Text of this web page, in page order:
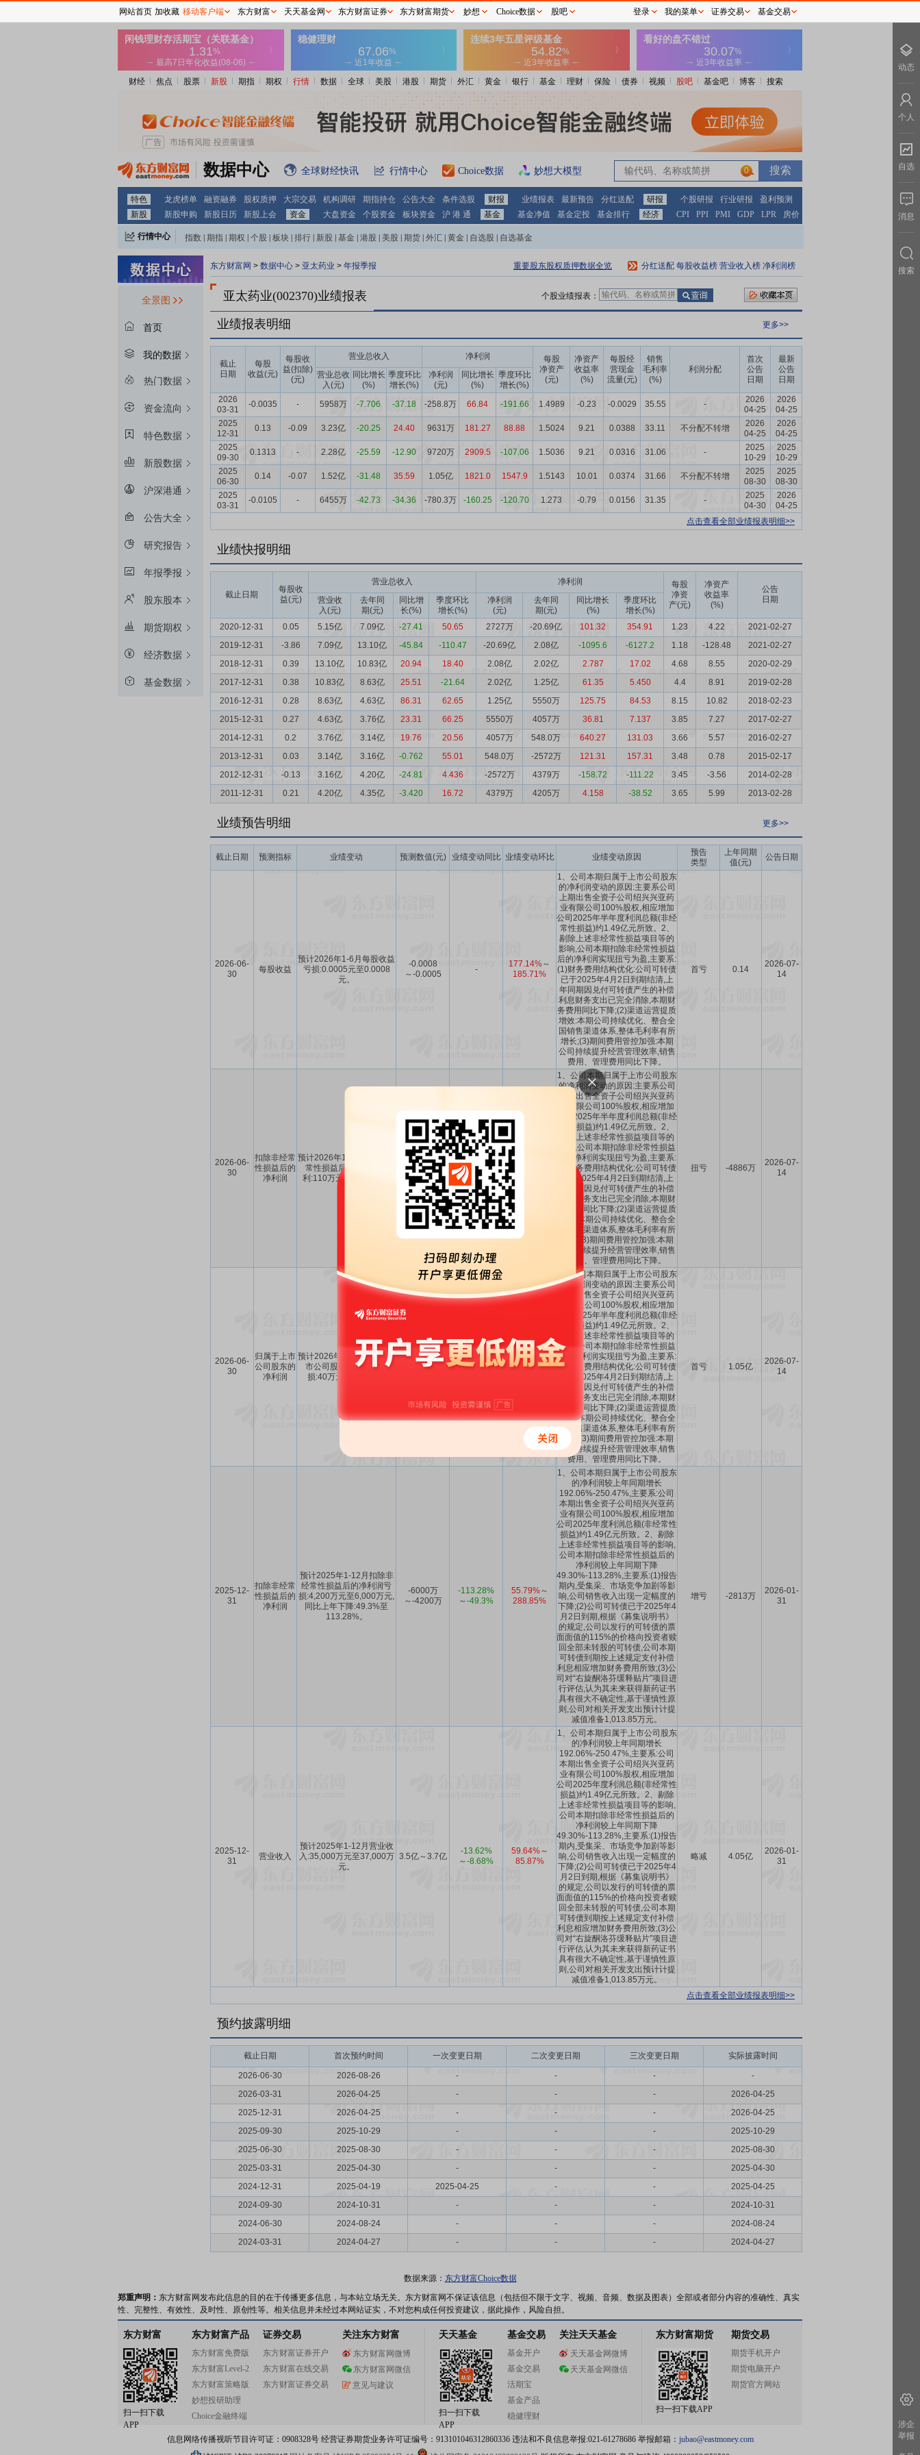
财经 焦点 股票 新股 期指 期权 行情 数据 全球 美股 港股 期货 外汇 黄金 银行 基金 理财 保险 债券 视频 股吧 基金吧 博客 搜索
数据中心 全球财经快讯 行情中心 Choice数据 妙想大模型 0
特色 龙虎榜单 融资融券 股权质押 大宗交易 机构调研 期指持仓 公告大全 条件选股 财报 业绩报表 最新预告 分红送配 研报 个股研报 行业研报
盈利预测
新股
新股申购 新股日历 新股上会 资金 大盘资金 个股资金 板块资金 沪 港 通 基金 基金净值 基金定投 基金排行 经济 CPI PPI PMI GDP LPR 房价
行情中心 指数 期指 期权 个股 板块 排行 新股 基金 港股 美股 期货 外汇 黄金 自选股 自选基金
全景图
首页
我的数据
热门数据
资金流向
特色数据
新股数据
沪深港通
公告大全
研究报告
年报季报
股东股本
期货期权
经济数据
基金数据
东方财富网 > 数据中心 > 亚太药业 > 年报季报 重要股东股权质押数据全览 分红送配 每股收益榜 营业收入榜 净利润榜
亚太药业(002370)业绩报表 个股业绩报表：
业绩报表明细 更多>>
截止
日期
每股
收益(元)
每股收
益(扣除)
(元)
营业总收入 净利润
每股
净资产
(元)
净资产
收益率
(%)
每股经
营现金
流量(元)
销售
毛利率
(%)
利润分配
首次
公告
日期
最新
公告
日期
营业总收
入(元)
同比增长
(%)
季度环比
增长(%)
净利润
(元)
同比增长
(%)
季度环比
增长(%)
2026
03-31
-0.0035 - 5958万 -7.706 -37.18 -258.8万 66.84 -191.66 1.4989 -0.23 -0.0029 35.55 -
2026
04-25
2026
04-25
2025
12-31
0.13 -0.09 3.23亿 -20.25 24.40 9631万 181.27 88.88 1.5024 9.21 0.0388 33.11 不分配不转增
2026
04-25
2026
04-25
2025
09-30
0.1313 - 2.28亿 -25.59 -12.90 9720万 2909.5 -107.06 1.5036 9.21 0.0316 31.06 -
2025
10-29
2025
10-29
2025
06-30
0.14 -0.07 1.52亿 -31.48 35.59 1.05亿 1821.0 1547.9 1.5143 10.01 0.0374 31.66 不分配不转增
2025
08-30
2025
08-30
2025
03-31
-0.0105 - 6455万 -42.73 -34.36 -780.3万 -160.25 -120.70 1.273 -0.79 0.0156 31.35 -
2025
04-30
2026
04-25
点击查看全部业绩报表明细>>
业绩快报明细
截止日期
每股收
益(元)
营业总收入 净利润
每股
净资
产(元)
净资产
收益率
(%)
公告
日期
营业收
入(元)
去年同
期(元)
同比增
长(%)
季度环比
增长(%)
净利润
(元)
去年同
期(元)
同比增长
(%)
季度环比
增长(%)
2020-12-31
0.05 5.15亿 7.09亿 -27.41 50.65 2727万 -20.69亿 101.32 354.91 1.23 4.22
2021-02-27
2019-12-31
-3.86 7.09亿 13.10亿 -45.84 -110.47 -20.69亿 2.08亿 -1095.6 -6127.2 1.18 -128.48
2021-02-27
2018-12-31
0.39 13.10亿 10.83亿 20.94 18.40 2.08亿 2.02亿 2.787 17.02 4.68 8.55
2020-02-29
2017-12-31
0.38 10.83亿 8.63亿 25.51 -21.64 2.02亿 1.25亿 61.35 5.450 4.4 8.91
2019-02-28
2016-12-31
0.28 8.63亿 4.63亿 86.31 62.65 1.25亿 5550万 125.75 84.53 8.15 10.82
2018-02-23
2015-12-31
0.27 4.63亿 3.76亿 23.31 66.25 5550万 4057万 36.81 7.137 3.85 7.27
2017-02-27
2014-12-31
0.2 3.76亿 3.14亿 19.76 20.56 4057万 548.0万 640.27 131.03 3.66 5.57
2016-02-27
2013-12-31
0.03 3.14亿 3.16亿 -0.762 55.01 548.0万 -2572万 121.31 157.31 3.48 0.78
2015-02-17
2012-12-31
-0.13 3.16亿 4.20亿 -24.81 4.436 -2572万 4379万 -158.72 -111.22 3.45 -3.56
2014-02-28
2011-12-31
0.21 4.20亿 4.35亿 -3.420 16.72 4379万 4205万 4.158 -38.52 3.65 5.99 2013-02-28
业绩预告明细 更多>>
截止日期 预测指标 业绩变动 预测数值(元) 业绩变动同比 业绩变动环比 业绩变动原因
预告
类型
上年同期
值(元)
公告日期
2026-06-
30
每股收益
预计2026年1-6月每股收益
亏损:0.0005元至0.0008
元。
-0.0008
～-0.0005
-
177.14%～
185.71%
1、公司本期归属于上市公司股东
的净利润变动的原因:主要系公司
上期出售全资子公司绍兴兴亚药
业有限公司100%股权,相应增加
公司2025年半年度利润总额(非经
常性损益)约1.49亿元所致。2、
剔除上述非经常性损益项目等的
影响,公司本期扣除非经常性损益
后的净利润实现扭亏为盈,主要系:
(1)财务费用结构优化:公司可转债
已于2025年4月2日到期结清,上
年同期因兑付可转债产生的补偿
利息财务支出已完全消除,本期财
务费用同比下降;(2)渠道运营提质
增效:本期公司持续优化、整合全
国销售渠道体系,整体毛利率有所
增长;(3)期间费用管控加强:本期
公司持续提升经营管理效率,销售
费用、管理费用同比下降。
首亏 0.14
2026-07-
14
2026-06-
30
扣除非经常
性损益后的
净利润
预计2026年1-6月扣除非经
常性损益后的净利润盈
利:110万元至160万元。
110万～160
万
102.25% ～
103.27%
225.18%
236.63%
1、公司本期归属于上市公司股东
的净利润变动的原因:主要系公司
上期出售全资子公司绍兴兴亚药
业有限公司100%股权,相应增加
公司2025年半年度利润总额(非经
常性损益)约1.49亿元所致。2、
剔除上述非经常性损益项目等的
影响,公司本期扣除非经常性损益
后的净利润实现扭亏为盈,主要系:
(1)财务费用结构优化:公司可转债
已于2025年4月2日到期结清,上
年同期因兑付可转债产生的补偿
利息财务支出已完全消除,本期财
务费用同比下降;(2)渠道运营提质
增效:本期公司持续优化、整合全
国销售渠道体系,整体毛利率有所
增长;(3)期间费用管控加强:本期
公司持续提升经营管理效率,销售
费用、管理费用同比下降。
扭亏 -4886万
2026-07-
14
2026-06-
30
归属于上市
公司股东的
净利润
预计2026年1-6月归属于上
市公司股东的净利润亏
损:40万元至60万元。
-60万～-40万
-100.57%
176.81%～
1、公司本期归属于上市公司股东
的净利润变动的原因:主要系公司
上期出售全资子公司绍兴兴亚药
业有限公司100%股权,相应增加
公司2025年半年度利润总额(非经
常性损益)约1.49亿元所致。2、
剔除上述非经常性损益项目等的
影响,公司本期扣除非经常性损益
后的净利润实现扭亏为盈,主要系:
(1)财务费用结构优化:公司可转债
已于2025年4月2日到期结清,上
年同期因兑付可转债产生的补偿
利息财务支出已完全消除,本期财
务费用同比下降;(2)渠道运营提质
增效:本期公司持续优化、整合全
国销售渠道体系,整体毛利率有所
增长;(3)期间费用管控加强:本期
公司持续提升经营管理效率,销售
费用、管理费用同比下降。
首亏 1.05亿
2026-07-
14
2025-12-
31
扣除非经常
性损益后的
净利润
预计2025年1-12月扣除非
经常性损益后的净利润亏
损:4,200万元至6,000万元,
同比上年下降:49.3%至
113.28%。
-6000万
～-4200万
-113.28%
～-49.3%
55.79%～
288.85%
1、公司本期归属于上市公司股东
的净利润较上年同期增长
192.06%-250.47%,主要系:公司
本期出售全资子公司绍兴兴亚药
业有限公司100%股权,相应增加
公司2025年度利润总额(非经常性
损益)约1.49亿元所致。2、剔除
上述非经常性损益项目等的影响,
公司本期扣除非经常性损益后的
净利润较上年同期下降
49.30%-113.28%,主要系:(1)报告
期内,受集采、市场竞争加剧等影
响,公司销售收入出现一定幅度的
下降;(2)公司可转债已于2025年4
月2日到期,根据《募集说明书》
的规定,公司以发行的可转债的票
面面值的115%的价格向投资者赎
回全部未转股的可转债,公司本期
可转债到期按上述规定支付补偿
利息相应增加财务费用所致;(3)公
司对“右旋酮洛芬缓释贴片”项目进
行评估,认为其未来获得新药证书
具有很大不确定性,基于谨慎性原
则,公司对相关开发支出预计计提
减值准备1,013.85万元。
增亏 -2813万
2026-01-
31
2025-12-
31
营业收入
预计2025年1-12月营业收
入:35,000万元至37,000万
元。
3.5亿～3.7亿
-13.62%
～-8.68%
59.64%～
85.87%
1、公司本期归属于上市公司股东
的净利润较上年同期增长
192.06%-250.47%,主要系:公司
本期出售全资子公司绍兴兴亚药
业有限公司100%股权,相应增加
公司2025年度利润总额(非经常性
损益)约1.49亿元所致。2、剔除
上述非经常性损益项目等的影响,
公司本期扣除非经常性损益后的
净利润较上年同期下降
49.30%-113.28%,主要系:(1)报告
期内,受集采、市场竞争加剧等影
响,公司销售收入出现一定幅度的
下降;(2)公司可转债已于2025年4
月2日到期,根据《募集说明书》
的规定,公司以发行的可转债的票
面面值的115%的价格向投资者赎
回全部未转股的可转债,公司本期
可转债到期按上述规定支付补偿
利息相应增加财务费用所致;(3)公
司对“右旋酮洛芬缓释贴片”项目进
行评估,认为其未来获得新药证书
具有很大不确定性,基于谨慎性原
则,公司对相关开发支出预计计提
减值准备1,013.85万元。
略减 4.05亿
2026-01-
31
点击查看全部业绩报表明细>>
预约披露明细
截止日期 首次预约时间 一次变更日期 二次变更日期 三次变更日期 实际披露时间
2026-06-30 2026-08-26 - - -
-
2026-03-31
2026-04-25 - - -
2026-04-25
2025-12-31
2026-04-25 - - -
2026-04-25
2025-09-30
2025-10-29 - - -
2025-10-29
2025-06-30
2025-08-30 - - -
2025-08-30
2025-03-31
2025-04-30 - - -
2025-04-30
2024-12-31
2025-04-19 2025-04-25 - -
2025-04-25
2024-09-30
2024-10-31 - - -
2024-10-31
2024-06-30
2024-08-24 - - -
2024-08-24
2024-03-31
2024-04-27 - - - 2024-04-27
数据来源： 东方财富Choice数据
郑重声明： 东方财富网发布此信息的目的在于传播更多信息，与本站立场无关。东方财富网不保证该信息（包括但不限于文字、视频、音频、数据及图表）全部或者部分内容的准确性、真实
性、完整性、有效性、及时性、原创性等。相关信息并未经过本网站证实，不对您构成任何投资建议，据此操作，风险自担。
东方财富
扫一扫下载
APP
东方财富产品
东方财富免费版
东方财富Level-2
东方财富策略版
妙想投研助理
Choice金融终端
证券交易
东方财富证券开户
东方财富在线交易
东方财富证券交易
关注东方财富
东方财富网微博
东方财富网微信
意见与建议
天天基金
扫一扫下载
APP
基金交易
基金开户
基金交易
活期宝
基金产品
稳健理财
关注天天基金
天天基金网微博
天天基金网微信
东方财富期货
扫一扫下载APP
期货交易
期货手机开户
期货电脑开户
期货官方网站
信息网络传播视听节目许可证：0908328号 经营证券期货业务许可证编号：913101046312860336 违法和不良信息举报:021-61278686 举报邮箱： jubao@eastmoney.com
网站首页 加收藏 移动客户端 东方财富 天天基金网 东方财富证券 东方财富期货 妙想 Choice数据 股吧 登录 我的菜单 证券交易 基金交易
动态
个人
自选
消息
搜索
涉企
举报